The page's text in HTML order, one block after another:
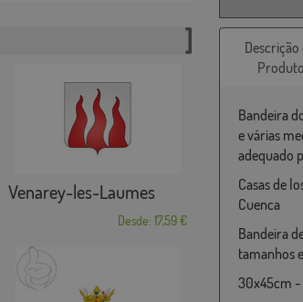
Venarey-les-Laumes
Desde: 17,59 €
Descrição
Produto
Bandeira
e várias
adequado
Casas de
Cuenca
Bandeira
tamanhos
30x45cm -